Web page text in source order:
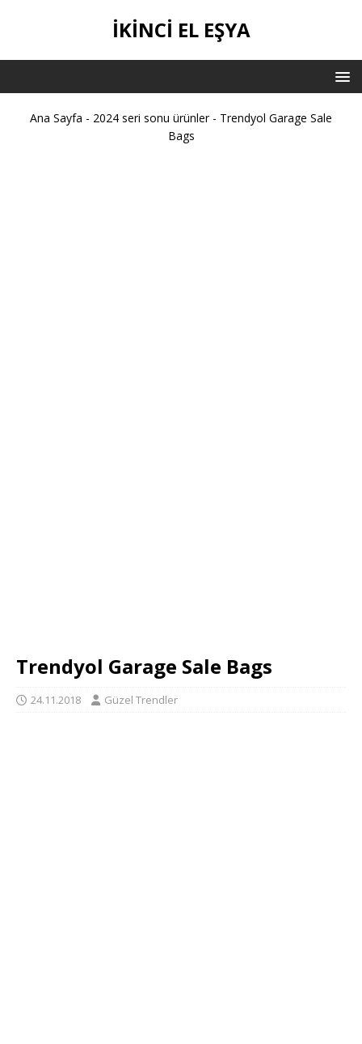
İKİNCİ EL EŞYA
Ana Sayfa - 2024 seri sonu ürünler- Trendyol Garage Sale
Bags
Trendyol Garage Sale Bags
24.11.2018 Güzel Trendler